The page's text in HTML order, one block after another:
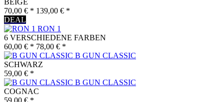
70,00 € * 139,00 € *
DEAL
RON 1
6 VERSCHIEDENE FARBEN
60,00 € * 78,00 € *
B GUN CLASSIC
SCHWARZ
59,00 € *
B GUN CLASSIC
COGNAC
59,00 € *